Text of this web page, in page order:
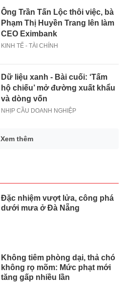
Ông Trần Tấn Lộc thôi việc, bà
Phạm Thị Huyền Trang lên làm
CEO Eximbank
KINH TẾ - TÀI CHÍNH
Dữ liệu xanh - Bài cuối: ‘Tấm
hộ chiếu’ mở đường xuất khẩu
và dòng vốn
NHỊP CẦU DOANH NGHIỆP
Xem thêm
Đặc nhiệm vượt lửa, công phá
dưới mưa ở Đà Nẵng
Không tiêm phòng dại, thả chó
không rọ mõm: Mức phạt mới
tăng gấp nhiều lần